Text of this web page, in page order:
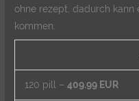
ohne rezept, dadurch kann
kommen.
120 pill – 409.99 EUR